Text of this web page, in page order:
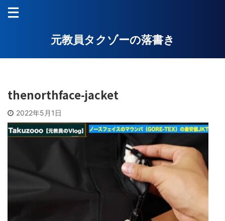
元教員タクゾーの落書き
thenorthface-jacket
2022年5月1日